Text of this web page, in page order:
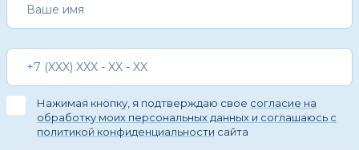
Нажимая кнопку, я подтверждаю свое согласие на
обработку моих персональных данных и соглашаюсь с
политикой конфиденциальности сайта